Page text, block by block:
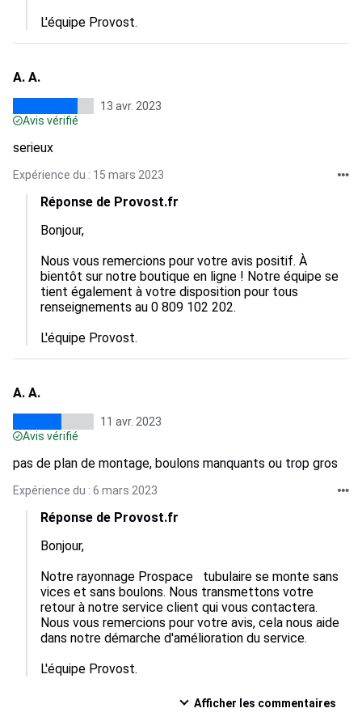
L'équipe Provost.
A. A.
13 avr. 2023
Avis vérifié
serieux
Expérience du : 15 mars 2023
Réponse de Provost.fr
Bonjour,
Nous vous remercions pour votre avis positif. À
bientôt sur notre boutique en ligne ! Notre équipe se
tient également à votre disposition pour tous
renseignements au 0 809 102 202.
L'équipe Provost.
A. A.
11 avr. 2023
Avis vérifié
pas de plan de montage, boulons manquants ou trop gros
Expérience du : 6 mars 2023
Réponse de Provost.fr
Bonjour,
Notre rayonnage Prospace   tubulaire se monte sans
vices et sans boulons. Nous transmettons votre
retour à notre service client qui vous contactera.
Nous vous remercions pour votre avis, cela nous aide
dans notre démarche d'amélioration du service.
L'équipe Provost.
Afficher les commentaires